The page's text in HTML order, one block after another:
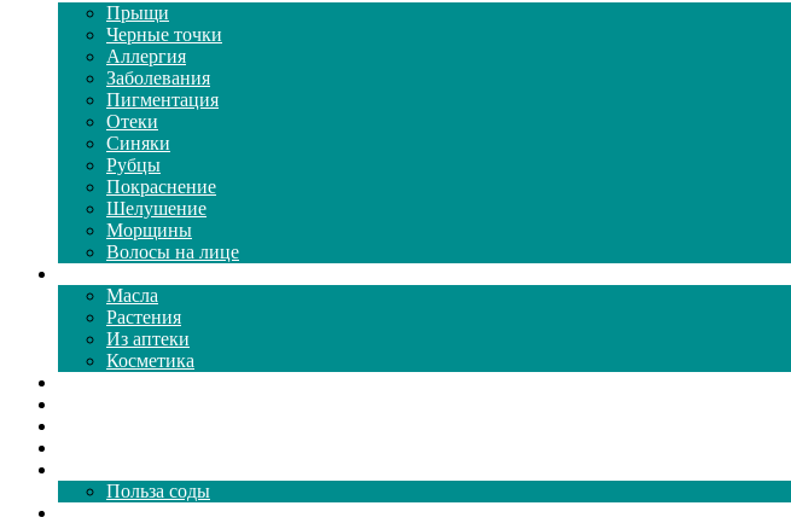
Прыщи
Черные точки
Аллергия
Заболевания
Пигментация
Отеки
Синяки
Рубцы
Покраснение
Шелушение
Морщины
Волосы на лице
Масла
Растения
Из аптеки
Косметика
Польза соды